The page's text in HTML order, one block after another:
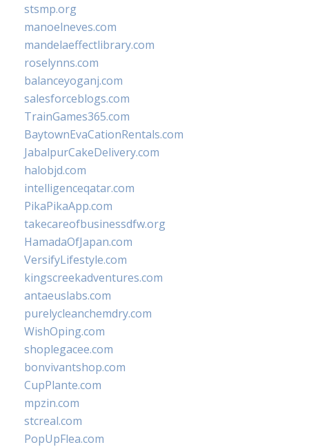
stsmp.org
manoelneves.com
mandelaeffectlibrary.com
roselynns.com
balanceyoganj.com
salesforceblogs.com
TrainGames365.com
BaytownEvaCationRentals.com
JabalpurCakeDelivery.com
halobjd.com
intelligenceqatar.com
PikaPikaApp.com
takecareofbusinessdfw.org
HamadaOfJapan.com
VersifyLifestyle.com
kingscreekadventures.com
antaeuslabs.com
purelycleanchemdry.com
WishOping.com
shoplegacee.com
bonvivantshop.com
CupPlante.com
mpzin.com
stcreal.com
PopUpFlea.com